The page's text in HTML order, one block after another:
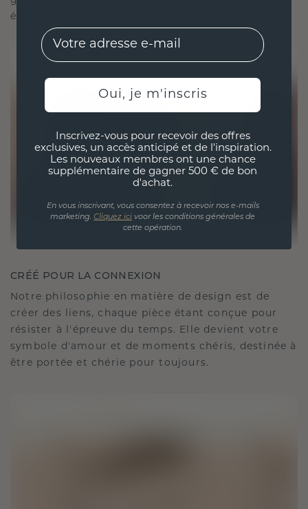
éthiques qu'exquis.
CRÉÉ POUR LA CONNEXION
Notre philosophie en matière de design est de
créer des liens, chaque pièce étant conçue pour
résister à l'épreuve du temps. Elle devient votre
symbole d'amour et de moments chéris, destinée à
être portée et chérie pour toujours.
EMail
Oui, je m'inscris
Inscrivez-vous pour recevoir des offres
exclusives, un accès anticipé et de l'inspiration.
Les nouveaux membres ont une chance
supplémentaire de gagner 500 € de bon
d'achat.
En vous inscrivant, vous consentez à recevoir nos e-mails
marketing. Cliquez ici voor les conditions générales de
cette opération.